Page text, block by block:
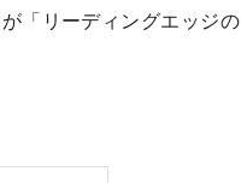
「リーディングエッジの